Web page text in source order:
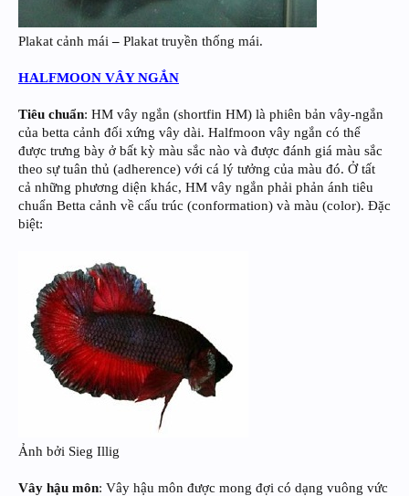
Plakat cảnh mái– Plakat truyền thống mái.
HALFMOON VÂY NGẮN
Tiêu chuẩn: HM vây ngắn (shortfin HM) là phiên bản vây-ngắn
của betta cảnh đối xứng vây dài. Halfmoon vây ngắn có thể
được trưng bày ở bất kỳ màu sắc nào và được đánh giá màu sắc
theo sự tuân thủ (adherence) với cá lý tưởng của màu đó. Ở tất
cả những phương diện khác, HM vây ngắn phải phản ánh tiêu
chuẩn Betta cảnh về cấu trúc (conformation) và màu (color). Đặc
biệt:
Ảnh bởi Sieg Illig
Vây hậu môn: Vây hậu môn được mong đợi có dạng vuông vức